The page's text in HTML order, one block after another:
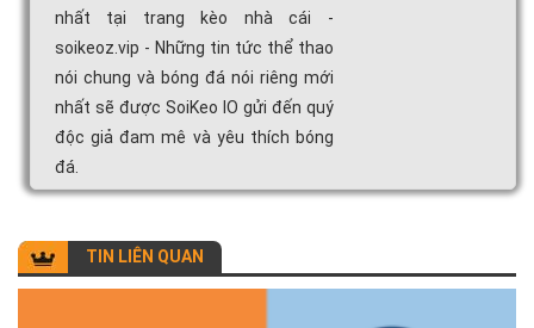
nhất tại trang kèo nhà cái -
soikeoz.vip - Những tin tức thể thao
nói chung và bóng đá nói riêng mới
nhất sẽ được SoiKeo IO gửi đến quý
độc giả đam mê và yêu thích bóng
đá.
TIN LIÊN QUAN